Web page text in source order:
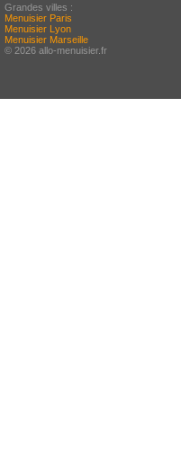
Grandes villes :
Menuisier Paris
Menuisier Lyon
Menuisier Marseille
© 2026 allo-menuisier.fr